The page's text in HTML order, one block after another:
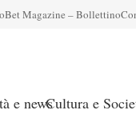
Bet Magazine – Bollettino
e newsCultura e